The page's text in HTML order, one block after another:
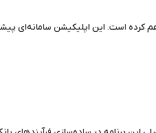
کرده است. این اپلیکیشن